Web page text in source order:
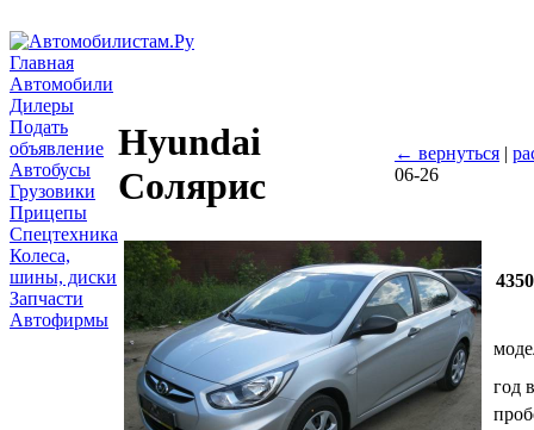
Главная
Автомобили
Дилеры
Подать
объявление
Автобусы
Грузовики
Прицепы
Спецтехника
Колеса,
шины, диски
Запчасти
Автофирмы
Hyundai
Солярис
← вернуться |
06-26
год